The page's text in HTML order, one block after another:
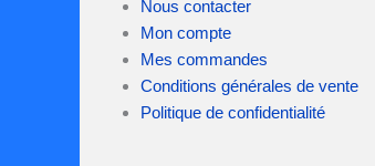
Nous contacter
Mon compte
Mes commandes
Conditions générales de vente
Politique de confidentialité